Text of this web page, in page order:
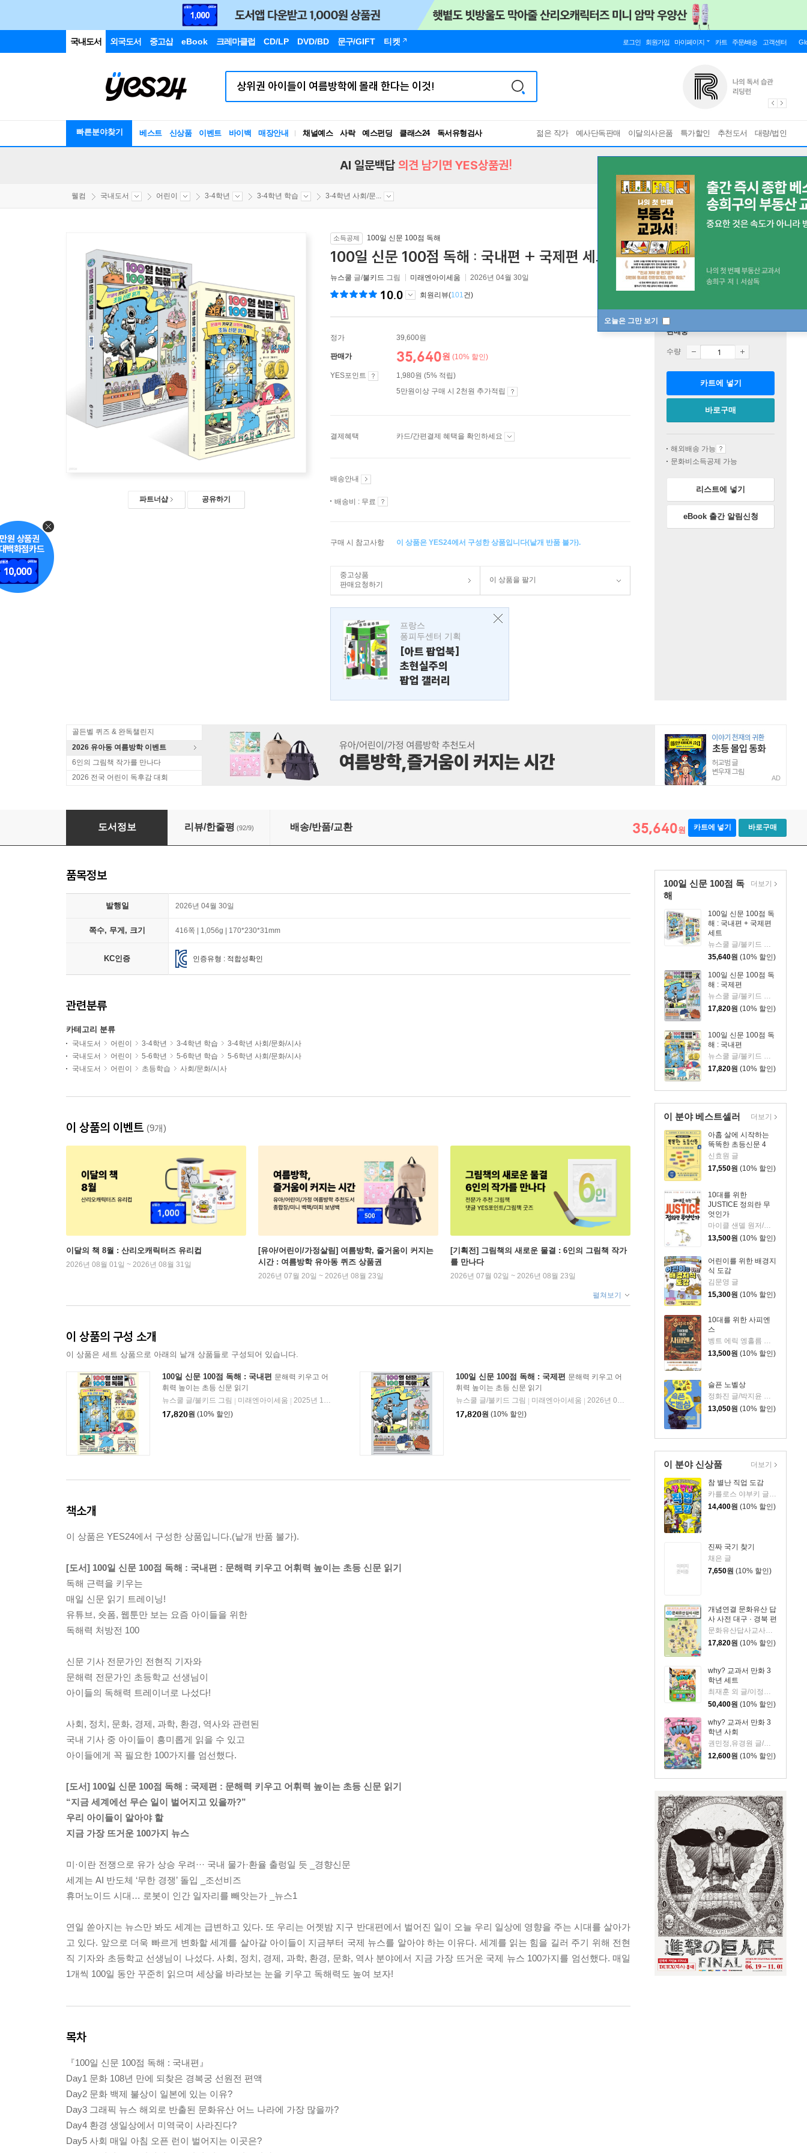
국내도서 외국도서 중고샵 eBook 크레마클럽 CD/LP DVD/BD 문구/GIFT 티켓 로그인 회원가입 마이페이지 카트 주문/배송 고객센터
빠른분야찾기 베스트 신상품 이벤트 바이백 매장안내 채널예스 사락 예스펀딩 클래스24
RBTI Lab
독서유형검사
젊은 작가 예사단독판매 이달의사은품 특가할인 추천도서 대량/법인
오늘은 그만 보기
AI 일문백답 의견 남기면 YES상품권!
웰컴 국내도서 어린이 3-4학년 3-4학년 학습 3-4학년 사회/문...
파트너샵 공유하기
소득공제 100일 신문 100점 독해
100일 신문 100점 독해 : 국내편 + 국제편 세트 [ 2권 ]
뉴스쿨 글/불키드 그림 미래엔아이세움 2026년 04월 30일
10.0 회원리뷰(101건)
정가 39,600원
판매가 35,640원 (10% 할인)
YES포인트
1,980원 (5% 적립)
5만원이상 구매 시 2천원 추가적립
결제혜택 카드/간편결제 혜택을 확인하세요
배송안내
배송비 : 무료
구매 시 참고사항 이 상품은 YES24에서 구성한 상품입니다(낱개 반품 불가).
중고상품
판매요청하기
이 상품을 팔기
프랑스
퐁피두센터 기획
[아트 팝업북]
초현실주의
팝업 갤러리
판매중
수량
카트에 넣기
바로구매
해외배송 가능
문화비소득공제 가능
리스트에 넣기
eBook 출간 알림신청
골든벨 퀴즈 & 완독챌린지
2026 유아동 여름방학 이벤트
6인의 그림책 작가를 만나다
2026 전국 어린이 독후감 대회
AD
100일 신문 100점 독해 : 국내편 + 국제편 세트
도서정보 리뷰/한줄평 (92/9) 배송/반품/교환 35,640원 카트에 넣기 바로구매
100일 신문 100점 독
해
100일 신문 100점 독
해 : 국내편 + 국제편
세트
뉴스쿨 글/불키드 그림
35,640원 (10% 할인)
100일 신문 100점 독
해 : 국제편
뉴스쿨 글/불키드 그림
17,820원 (10% 할인)
100일 신문 100점 독
해 : 국내편
뉴스쿨 글/불키드 그림
17,820원 (10% 할인)
더보기
이 분야 베스트셀러
아홉 살에 시작하는
똑똑한 초등신문 4
신효원 글
17,550원 (10% 할인)
10대를 위한
JUSTICE 정의란 무
엇인가
13,500원 (10% 할인)
어린이를 위한 배경지
식 도감
김문영 글
15,300원 (10% 할인)
10대를 위한 사피엔
스
벵트 에릭 엥홀름 글/요나 비에른셰르나 그림/김아영 감수
13,500원 (10% 할인)
슬픈 노벨상
정화진 글/박지윤 그림
13,050원 (10% 할인)
더보기
이 분야 신상품
참 별난 직업 도감
14,400원 (10% 할인)
진짜 국기 찾기
채은 글
7,650원 (10% 할인)
개념연결 문화유산 답
사 사전 대구 · 경북 편
문화유산답사교사모임 대구?경북팀 글/박순찬 그림
17,820원 (10% 할인)
why? 교과서 만화 3
학년 세트
최재훈 외 글/이정태 외 그림
50,400원 (10% 할인)
why? 교과서 만화 3
학년 사회
권민정,유경원 글/윤현우 그림
12,600원 (10% 할인)
더보기
품목정보
발행일 2026년 04월 30일
쪽수, 무게, 크기 416쪽 | 1,056g | 170*230*31mm
KC인증 인증유형 : 적합성확인
관련분류
카테고리 분류
국내도서 어린이 3-4학년 3-4학년 학습
3-4학년 사회/문화/시사
국내도서
어린이 5-6학년 5-6학년 학습
5-6학년 사회/문화/시사
국내도서
어린이 초등학습 사회/문화/시사
이 상품의 이벤트 (9개)
이달의 책 8월 : 산리오캐릭터즈 유리컵
2026년 08월 01일 ~ 2026년 08월 31일
[유아/어린이/가정살림] 여름방학, 줄거움이 커지는
시간 : 여름방학 유아동 퀴즈 상품권
2026년 07월 20일 ~ 2026년 08월 23일
[기획전] 그림책의 새로운 물결 : 6인의 그림책 작가
를 만나다
2026년 07월 02일 ~ 2026년 08월 23일
펼쳐보기
이 상품의 구성 소개
이 상품은 세트 상품으로 아래의 낱개 상품들로 구성되어 있습니다.
100일 신문 100점 독해 : 국내편 문해력 키우고 어
휘력 높이는 초등 신문 읽기
뉴스쿨 글/불키드 그림
미래엔아이세움
2025년 10월 08일
17,820원 (10% 할인)
100일 신문 100점 독해 : 국제편 문해력 키우고 어
휘력 높이는 초등 신문 읽기
뉴스쿨 글/불키드 그림
미래엔아이세움
2026년 04월 30일
17,820원 (10% 할인)
책소개
이 상품은 YES24에서 구성한 상품입니다.(낱개 반품 불가).
[도서] 100일 신문 100점 독해 : 국내편 : 문해력 키우고 어휘력 높이는 초등 신문 읽기
독해 근력을 키우는
매일 신문 읽기 트레이닝!
유튜브, 숏폼, 웹툰만 보는 요즘 아이들을 위한
독해력 처방전 100
신문 기사 전문가인 전현직 기자와
문해력 전문가인 초등학교 선생님이
아이들의 독해력 트레이너로 나섰다!
사회, 정치, 문화, 경제, 과학, 환경, 역사와 관련된
국내 기사 중 아이들이 흥미롭게 읽을 수 있고
아이들에게 꼭 필요한 100가지를 엄선했다.
[도서] 100일 신문 100점 독해 : 국제편 : 문해력 키우고 어휘력 높이는 초등 신문 읽기
“지금 세계에선 무슨 일이 벌어지고 있을까?”
우리 아이들이 알아야 할
지금 가장 뜨거운 100가지 뉴스
미·이란 전쟁으로 유가 상승 우려··· 국내 물가·환율 출렁일 듯 _경향신문
세계는 AI 반도체 ‘무한 경쟁’ 돌입 _조선비즈
휴머노이드 시대… 로봇이 인간 일자리를 빼앗는가 _뉴스1
연일 쏟아지는 뉴스만 봐도 세계는 급변하고 있다. 또 우리는 어젯밤 지구 반대편에서 벌어진 일이 오늘 우리 일상에 영향을 주는 시대를 살아가
고 있다. 앞으로 더욱 빠르게 변화할 세계를 살아갈 아이들이 지금부터 국제 뉴스를 알아야 하는 이유다. 세계를 읽는 힘을 길러 주기 위해 전현
직 기자와 초등학교 선생님이 나섰다. 사회, 정치, 경제, 과학, 환경, 문화, 역사 분야에서 지금 가장 뜨거운 국제 뉴스 100가지를 엄선했다. 매일
1개씩 100일 동안 꾸준히 읽으며 세상을 바라보는 눈을 키우고 독해력도 높여 보자!
목차
『100일 신문 100점 독해 : 국내편』
Day1 문화 108년 만에 되찾은 경복궁 선원전 편액
Day2 문화 백제 불상이 일본에 있는 이유?
Day3 그래픽 뉴스 해외로 반출된 문화유산 어느 나라에 가장 많을까?
Day4 환경 생일상에서 미역국이 사라진다?
Day5 사회 매일 아침 오픈 런이 벌어지는 이곳은?